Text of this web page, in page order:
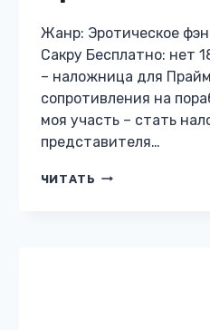
Жанр: Эротическое
Сакру Бесплатно: нет
– наложница для
сопротивления на
моя участь – стать
представителя…
ЧИТАТЬ Я